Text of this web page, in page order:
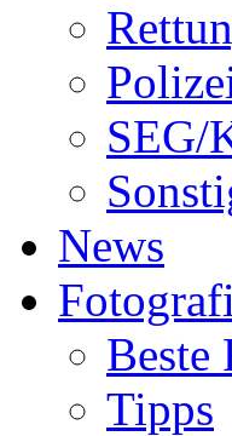
SEG/
News
Beste
Tipps